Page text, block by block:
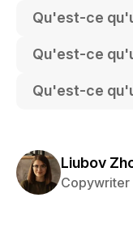
Qu'est-ce
Qu'est-ce
Qu'est-ce
Liubov
Copywriter